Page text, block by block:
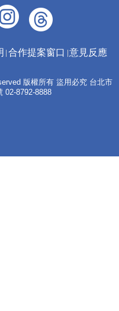
合作提案窗口 意見反應
版權所有 盜用必究 台北市
02-8792-8888